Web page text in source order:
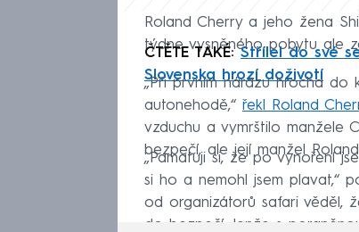
Roland Cherry a jeho žena
týdne vysněného pobytu ale
ČTĚTE TAKÉ:Střílel do své
Slovenska hrozí doživotí
„Při prvním nárazu hrocha
autonehodě,“ řekl Roland
vzduchu a vymrštilo manžele
bezpečí, ale její manžel
„Pamatuji si, že po vynoření
si ho a nemohl jsem plavat,“
od organizátorů safari věděl,
do bezpečí. Jenže s